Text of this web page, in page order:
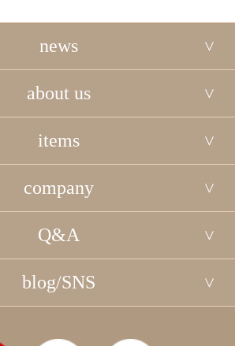
news
about us
items
company
Q&A
blog/SNS